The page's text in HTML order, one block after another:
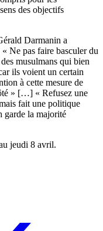
des objectifs
Darmanin a
Ne pas faire basculer du
musulmans qui bien
ils voient un certain
à cette mesure de
» […] « Refusez une
fait une politique
garde la majorité
jeudi 8 avril.